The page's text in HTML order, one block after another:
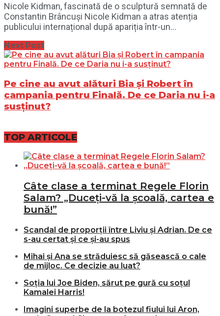
Nicole Kidman, fascinată de o sculptură semnată de
Constantin Brâncuși Nicole Kidman a atras atenția
publicului internațional după apariția într-un...
Next Post
Pe cine au avut alături Bia și Robert în
campania pentru Finală. De ce Daria nu i-a
susținut?
TOP ARTICOLE
Câte clase a terminat Regele Florin
Salam? „Duceți-vă la școală, cartea e
bună!”
Scandal de proporții între Liviu și Adrian. De ce
s-au certat și ce și-au spus
Mihai și Ana se străduiesc să găsească o cale
de mijloc. Ce decizie au luat?
Soția lui Joe Biden, sărut pe gură cu soțul
Kamalei Harris!
Imagini superbe de la botezul fiului lui Aron,